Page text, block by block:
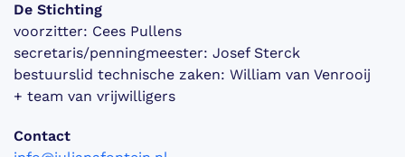
De Stichting
voorzitter: Cees Pullens
secretaris/penningmeester: Josef Sterck
bestuurslid technische zaken: William van Venrooij
+ team van vrijwilligers
Contact